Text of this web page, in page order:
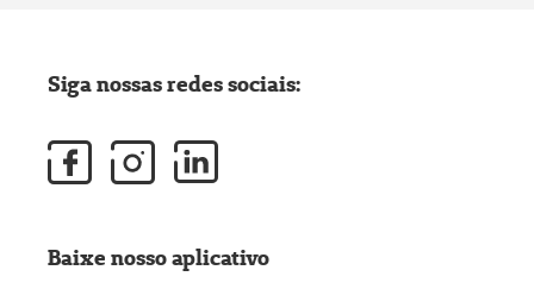
Siga nossas redes sociais:
Baixe nosso aplicativo